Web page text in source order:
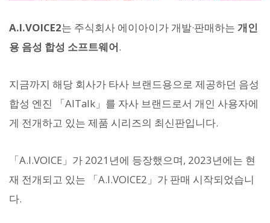
A.I.VOICE2는 주식회사 에이아이가 개발·판매하는 개인
용 음성 합성 소프트웨어.
지금까지 해당 회사가 타사 브랜드용으로 제공하던 음성
합성 엔진 「AITalk」를 자사 브랜드로서 개인 사용자에
게 전개하고 있는 제품 시리즈의 최신판입니다.
「A.I.VOICE」가 2021년에 등장했으며, 2023년에는 현
재 전개되고 있는 「A.I.VOICE2」가 판매 시작되었습니
다.